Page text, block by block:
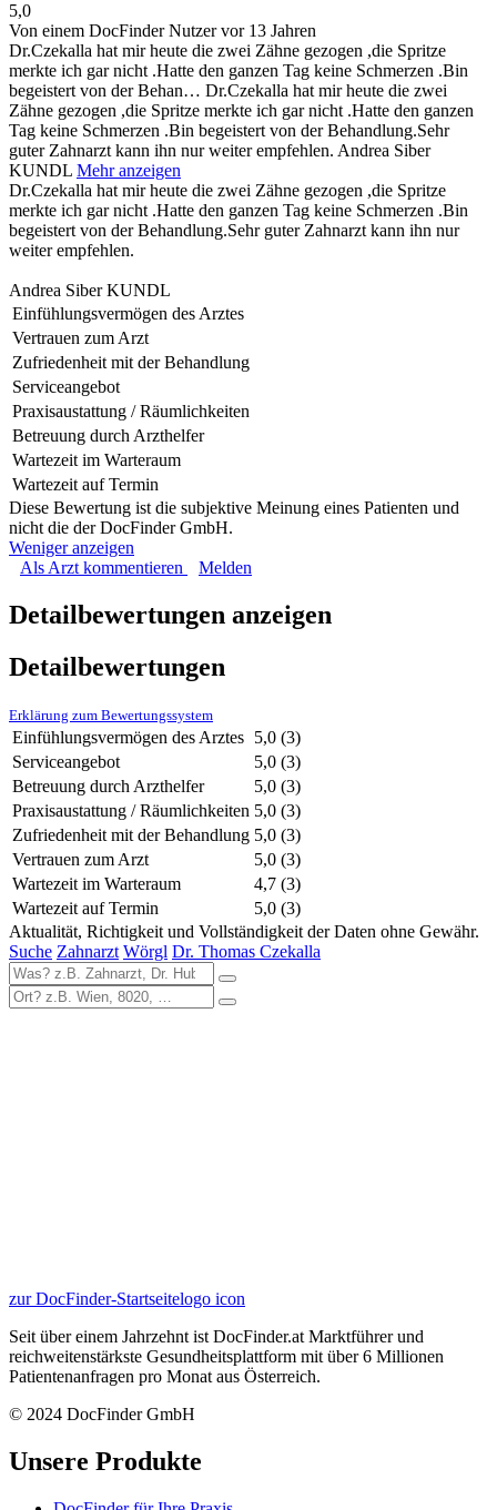
5,0
Von einem DocFinder Nutzervor 13 Jahren
Dr.Czekalla hat mir heute die zwei Zähne gezogen ,die Spritze
merkte ich gar nicht .Hatte den ganzen Tag keine Schmerzen .Bin
begeistert von der Behan… Dr.Czekalla hat mir heute die zwei
Zähne gezogen ,die Spritze merkte ich gar nicht .Hatte den ganzen
Tag keine Schmerzen .Bin begeistert von der Behandlung.Sehr
guter Zahnarzt kann ihn nur weiter empfehlen. Andrea Siber
KUNDL Mehr anzeigen
Dr.Czekalla hat mir heute die zwei Zähne gezogen ,die Spritze
merkte ich gar nicht .Hatte den ganzen Tag keine Schmerzen .Bin
begeistert von der Behandlung.Sehr guter Zahnarzt kann ihn nur
weiter empfehlen.
Andrea Siber KUNDL
Einfühlungsvermögen des Arztes
Vertrauen zum Arzt
Zufriedenheit mit der Behandlung
Serviceangebot
Praxisaustattung / Räumlichkeiten
Betreuung durch Arzthelfer
Wartezeit im Warteraum
Wartezeit auf Termin
Diese Bewertung ist die subjektive Meinung eines Patienten und
nicht die der DocFinder GmbH.
Weniger anzeigen
Als Arzt kommentieren
Melden
Detailbewertungen anzeigen
Detailbewertungen
Erklärung zum Bewertungssystem
Einfühlungsvermögen des Arztes 5,0 (3)
Serviceangebot
5,0 (3)
Betreuung durch Arzthelfer
5,0 (3)
Praxisaustattung / Räumlichkeiten 5,0 (3)
Zufriedenheit mit der Behandlung 5,0 (3)
Vertrauen zum Arzt
5,0 (3)
Wartezeit im Warteraum
4,7 (3)
Wartezeit auf Termin
5,0 (3)
Aktualität, Richtigkeit und Vollständigkeit der Daten ohne Gewähr.
Suche Zahnarzt Wörgl Dr. Thomas Czekalla
zur DocFinder-Startseitelogo icon
Seit über einem Jahrzehnt ist DocFinder.at Marktführer und
reichweitenstärkste Gesundheitsplattform mit über 6 Millionen
Patientenanfragen pro Monat aus Österreich.
© 2024 DocFinder GmbH
Unsere Produkte